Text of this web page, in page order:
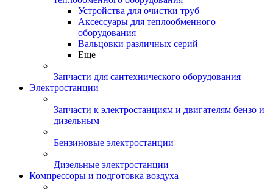
Устройства для очистки труб
Аксессуары для теплообменного
оборудования
Вальцовки различных серий
Еще
Запчасти для сантехнического оборудования
Электростанции
Запчасти к электростанциям и двигателям бензо и
дизельным
Бензиновые электростанции
Дизельные электростанции
Компрессоры и подготовка воздуха